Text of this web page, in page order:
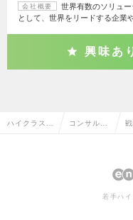
会社概要
世界有数のソリュ
として、世界をリードする企
興味あ
ハイクラス求 コンサルタ
若手ハ